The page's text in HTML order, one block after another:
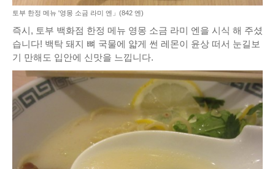
토부 한정 메뉴 '영몽 소금 라미 엔」(842 엔)
즉시, 토부 백화점 한정 메뉴 영몽 소금 라미 엔을 시식 해 주셨
습니다! 백탁 돼지 뼈 국물에 얇게 썬 레몬이 윤상 떠서 눈길보
기 만해도 입안에 신맛을 느낍니다.